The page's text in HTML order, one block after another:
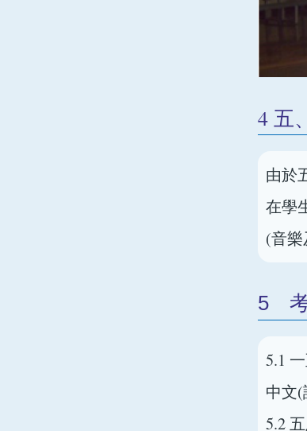
4 五
由於
在學
(音
5 考
5.1
中文
5.2